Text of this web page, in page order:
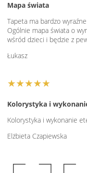
Mapa świata
Tapeta ma bardzo
Ogólnie mapa świata o
wśród dzieci i będzie z
Łukasz
★★★★★
Kolorystyka i
Kolorystyka i wykonanie
Elżbieta Czapiewska